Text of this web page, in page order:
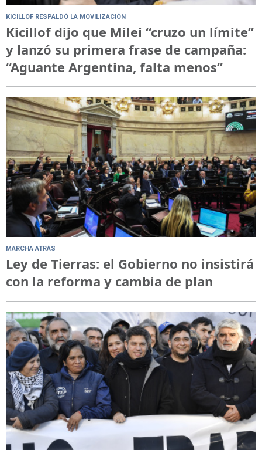
KICILLOF RESPALDÓ LA MOVILIZACIÓN
Kicillof dijo que Milei “cruzo un límite”
y lanzó su primera frase de campaña:
“Aguante Argentina, falta menos”
MARCHA ATRÁS
Ley de Tierras: el Gobierno no insistirá
con la reforma y cambia de plan